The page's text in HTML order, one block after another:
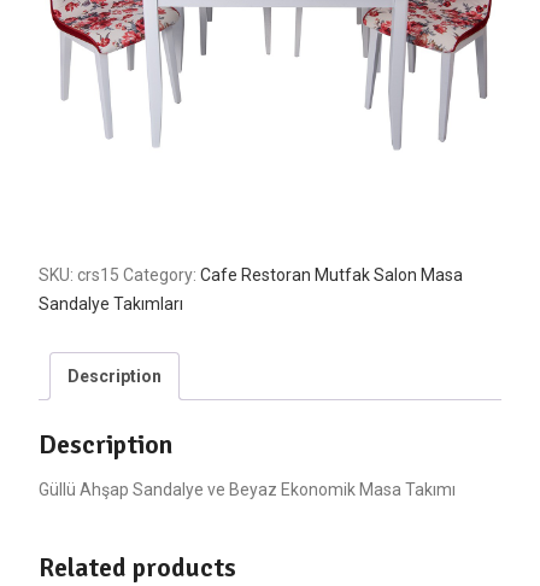
SKU: crs15 Category: Cafe Restoran Mutfak Salon Masa
Sandalye Takımları
Description
Description
Güllü Ahşap Sandalye ve Beyaz Ekonomik Masa Takımı
Related products